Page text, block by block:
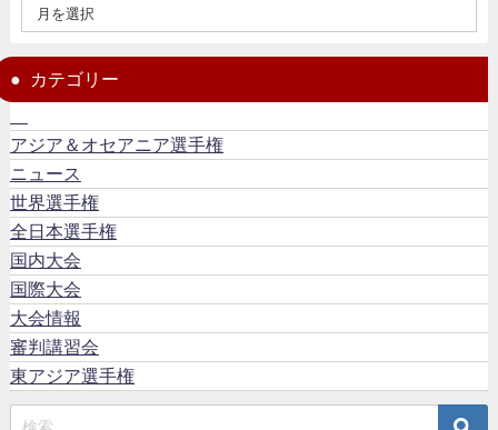
カテゴリー
アジア＆オセアニア選手権
ニュース
世界選手権
全日本選手権
国内大会
国際大会
大会情報
審判講習会
東アジア選手権